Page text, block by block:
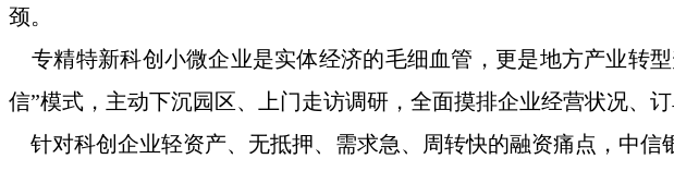
颈。
专精特新科创小微企业是实体经济的毛细血管，更是地方产业转
信”模式，主动下沉园区、上门走访调研，全面摸排企业经营状况、
针对科创企业轻资产、无抵押、需求急、周转快的融资痛点， 中信